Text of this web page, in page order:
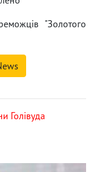
"Золотого
Голівуда